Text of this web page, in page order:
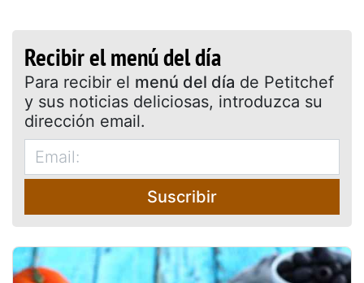
Recibir el menú del día
Para recibir el menú del día de Petitchef
y sus noticias deliciosas, introduzca su
dirección email.
Suscribir